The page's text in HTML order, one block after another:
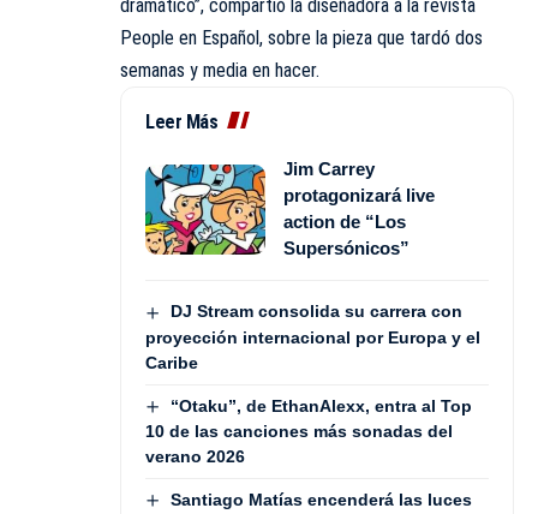
dramático”, compartió la diseñadora a la revista
People en Español, sobre la pieza que tardó dos
semanas y media en hacer.
Leer Más
Jim Carrey
protagonizará live
action de “Los
Supersónicos”
DJ Stream consolida su carrera con
proyección internacional por Europa y el
Caribe
“Otaku”, de EthanAlexx, entra al Top
10 de las canciones más sonadas del
verano 2026
Santiago Matías encenderá las luces